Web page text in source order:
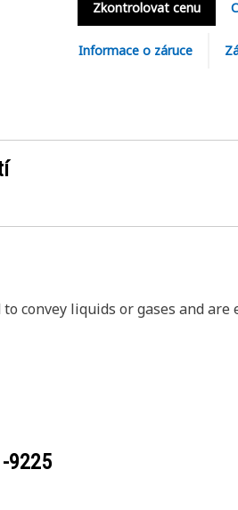
Zkontrolovat cenu
Informace o záruce
convey liquids or gases and
9225